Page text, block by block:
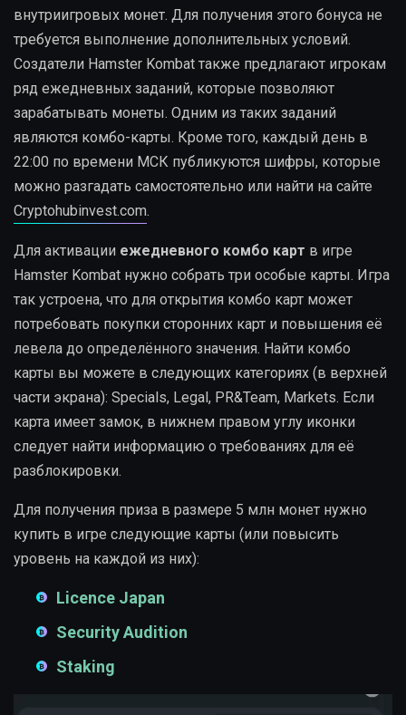
внутриигровых монет. Для получения этого бонуса не
требуется выполнение дополнительных условий.
Создатели Hamster Kombat также предлагают игрокам
ряд ежедневных заданий, которые позволяют
зарабатывать монеты. Одним из таких заданий
являются комбо-карты. Кроме того, каждый день в
22:00 по времени МСК публикуются шифры, которые
можно разгадать самостоятельно или найти на сайте
Cryptohubinvest.com.
Для активации ежедневного комбо карт в игре
Hamster Kombat нужно собрать три особые карты. Игра
так устроена, что для открытия комбо карт может
потребовать покупки сторонних карт и повышения её
левела до определённого значения. Найти комбо
карты вы можете в следующих категориях (в верхней
части экрана): Specials, Legal, PR&Team, Markets. Если
карта имеет замок, в нижнем правом углу иконки
следует найти информацию о требованиях для её
разблокировки.
Для получения приза в размере 5 млн монет нужно
купить в игре следующие карты (или повысить
уровень на каждой из них):
Licence Japan
Security Audition
Staking